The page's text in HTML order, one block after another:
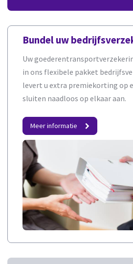
Bundel uw
Uw
in ons flexibele pakket
levert u extra premiekorting op
sluiten naadloos op elkaar aan.
Meer informatie